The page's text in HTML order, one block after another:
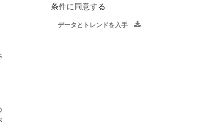
条件に同意する
データとトレンドを入手